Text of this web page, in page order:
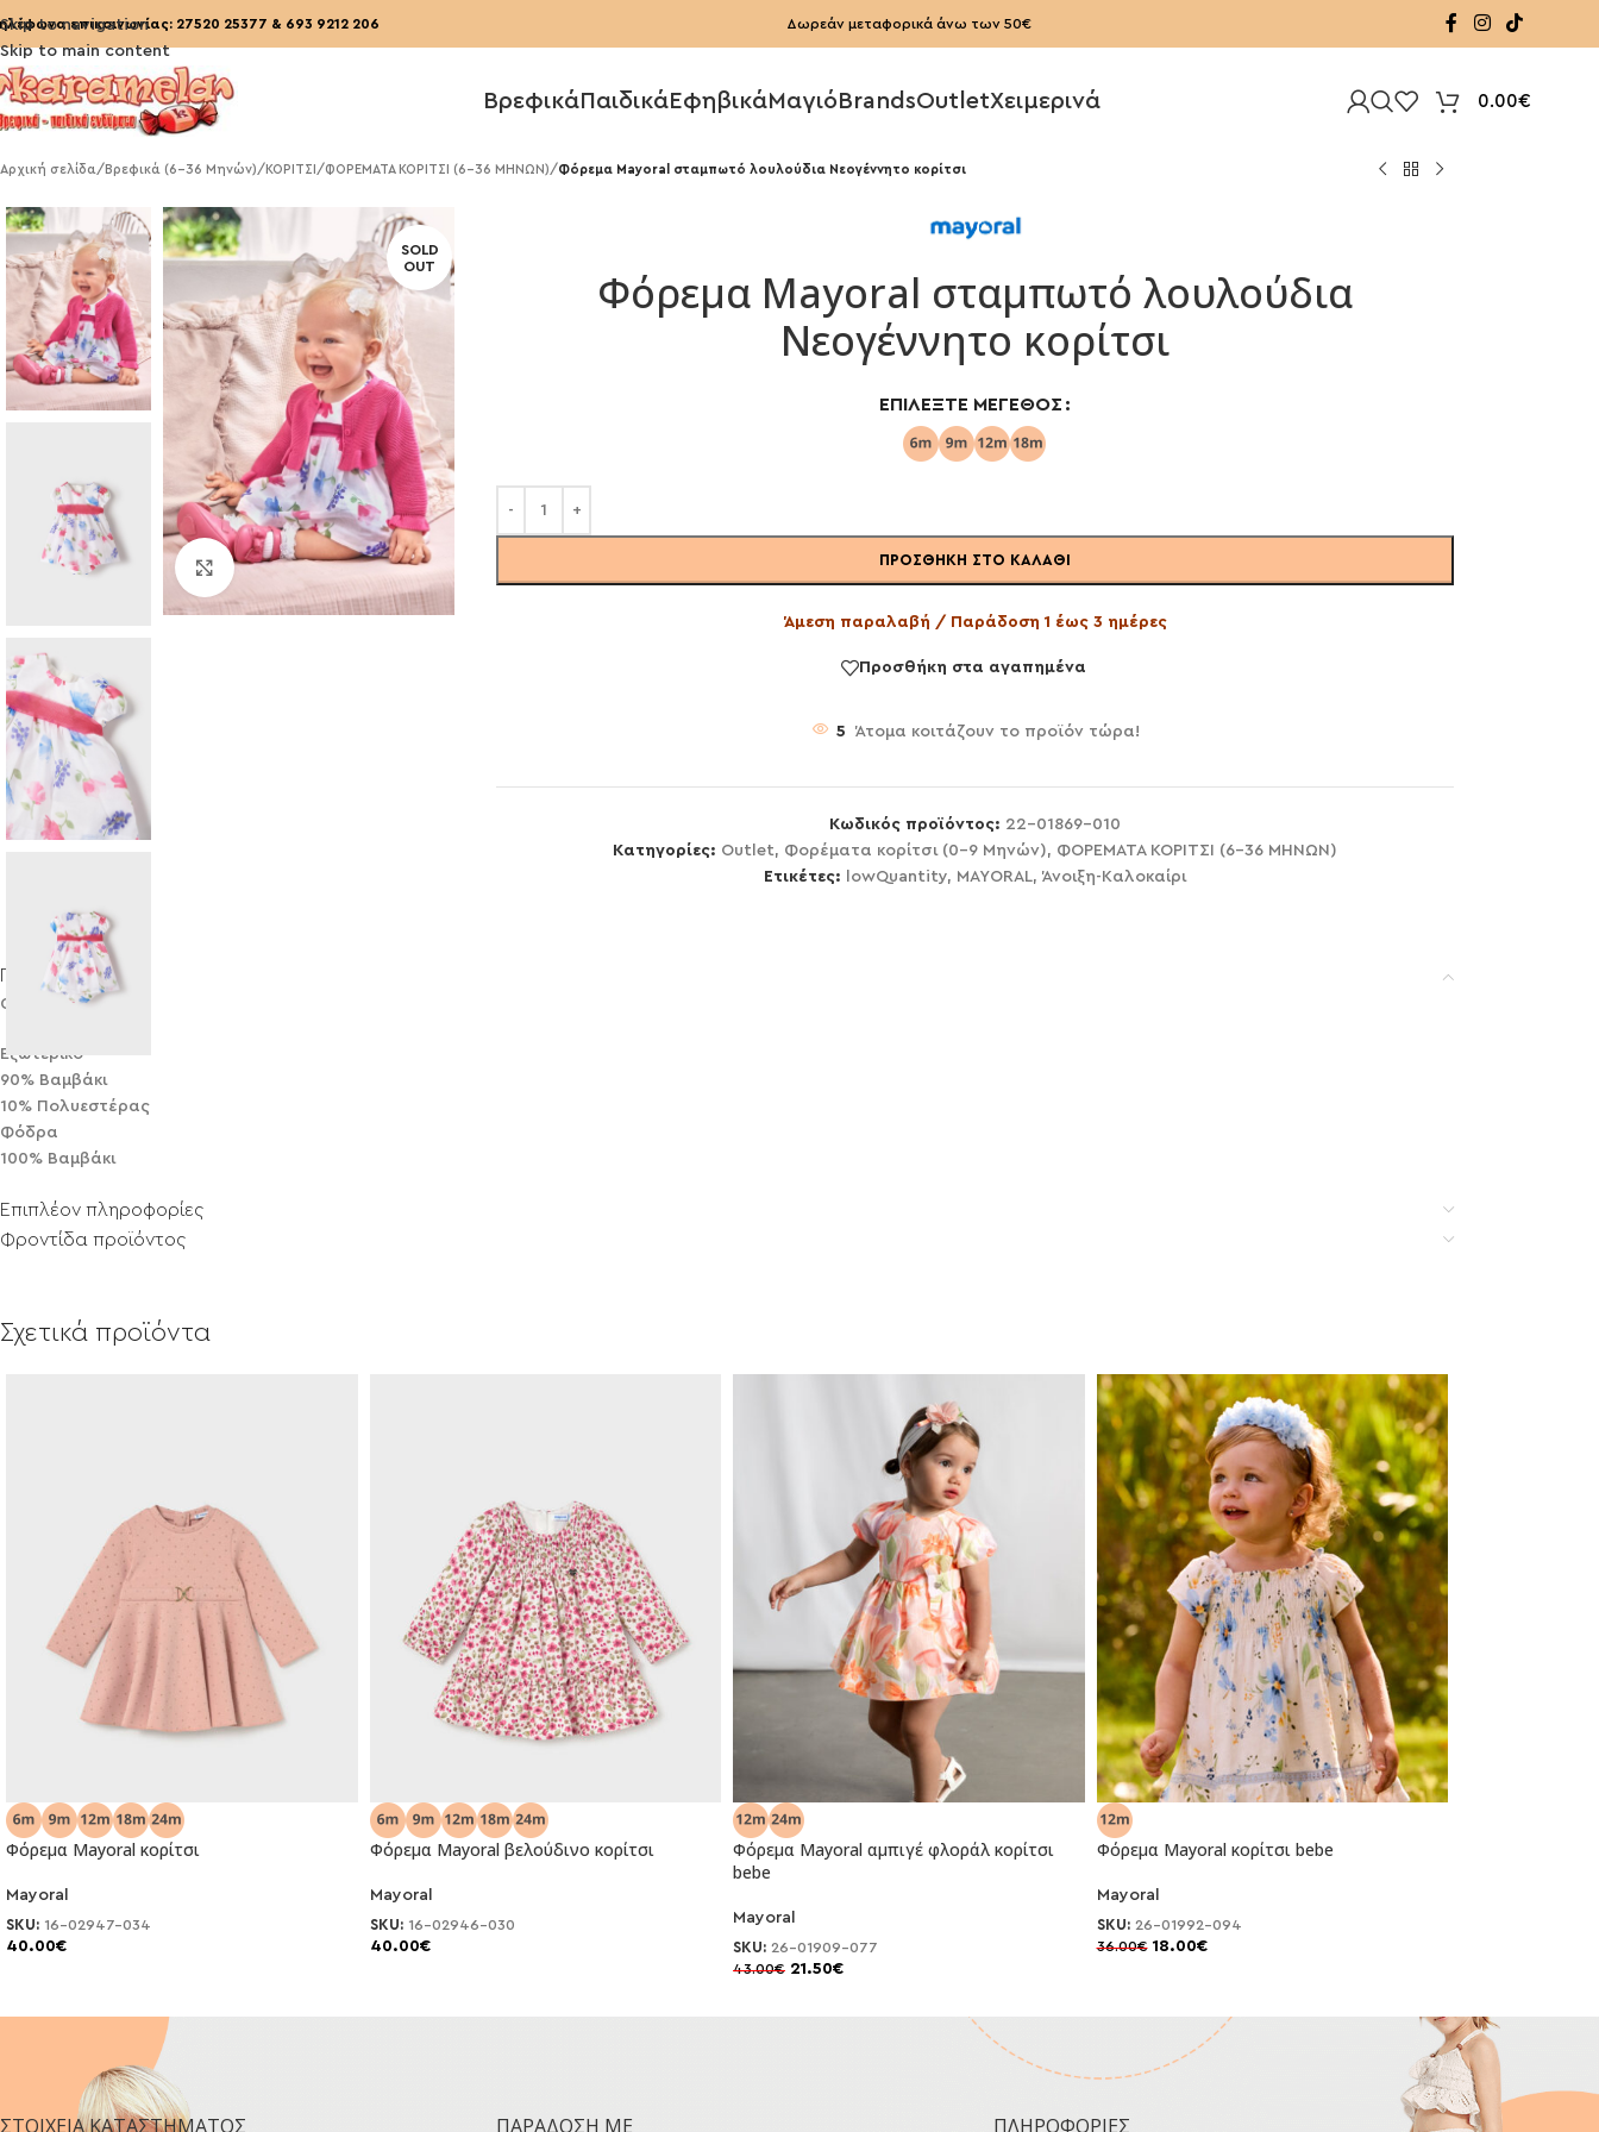
Skip to navigation
Skip to main content
επικοινωνίας: 27520 25377 & 693 9212 206 Δωρεάν μεταφορικά άνω των 50€
Βρεφικά Παιδικά ΕφηβικάΜαγιό BrandsOutletΧειμερινά 0.00€
Αρχική σελίδα/ Βρεφικά (6-36 Μηνών)/ ΚΟΡΙΤΣΙ /ΦΟΡΕΜΑΤΑ ΚΟΡΙΤΣΙ (6-36 ΜΗΝΩΝ)/Φόρεμα Mayoral σταμπωτό λουλούδια Νεογέννητο κορίτσι
SOLD
OUT
Click to enlarge
Φόρεμα Mayoral σταμπωτό λουλούδια
Νεογέννητο κορίτσι
ΕΠΙΛΈΞΤΕ ΜΈΓΕΘΟΣ
ΠΡΟΣΘΉΚΗ ΣΤΟ ΚΑΛΆΘΙ
Άμεση παραλαβή / Παράδοση 1 έως 3 ημέρες
Προσθήκη στα αγαπημένα
5 Άτομα κοιτάζουν το προϊόν τώρα!
Κωδικός προϊόντος: 22-01869-010
Κατηγορίες: Outlet, Φορέματα κορίτσι (0-9 Μηνών), ΦΟΡΕΜΑΤΑ ΚΟΡΙΤΣΙ (6-36 ΜΗΝΩΝ)
Ετικέτες:
lowQuantity, MAYORAL, Άνοιξη-Καλοκαίρι
Περιγραφή
Φορεμα
Εξωτερικό
90% Βαμβάκι
10% Πολυεστέρας
Φόδρα
100% Βαμβάκι
Επιπλέον πληροφορίες
Φροντίδα προϊόντος
Σχετικά προϊόντα
NEO
Φόρεμα Mayoral κορίτσι
Mayoral
SKU: 16-02947-034
40.00€
NEO
Φόρεμα Mayoral βελούδινο κορίτσι
Mayoral
SKU: 16-02946-030
40.00€
Φόρεμα Mayoral αμπιγέ φλοράλ κορίτσι
bebe
Mayoral
SKU: 26-01909-077
43.00€ 21.50€
-50%
Φόρεμα Mayoral κορίτσι bebe
Mayoral
SKU: 26-01992-094
36.00€ 18.00€
ΣΤΟΙΧΕΊΑ ΚΑΤΑΣΤΉΜΑΤΟΣ ΠΑΡΆΔΟΣΗ ΜΕ ΠΛΗΡΟΦΟΡΙΕΣ